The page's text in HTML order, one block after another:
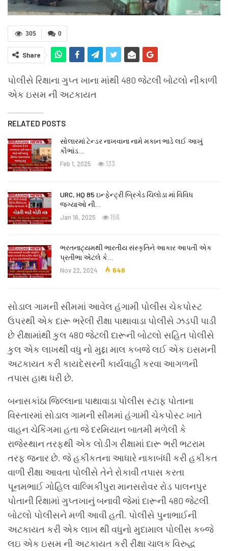
0
305
Share
પોલીસે રિક્ષાના ગુપ્ત ખાના માંથી 480 જેટલી બોટલો નીકાળી
એક ઇસમ ની અટકાયત
RELATED POSTS
સોલારમાં ટેન્ડર નાખવાના નામે મકાન ભાડે લઈ આખું
કૌભાંડ…
Feb 1, 2025 133
URC, HQ 85 ઇન્ફેન્ટ્રી બ્રિગેડ ચિલોડા માં વિવિધ
જગ્યાઓ ની…
Jan 16, 2025 156
ભરતનાટ્યમથી ભારતીય સંસ્કૃતિને આકાર આપતી એક
પ્રતીભા એટલે કે‌…
Nov 22, 2024 646
સોડાલ ગામની સીમમાં આવેલ હંગામી પોલીસ ચેકપોસ્ટ
ઉપરથી એક દારૂ ભરેલી રીક્ષા પાથાવાડા પોલીસે ઝડપી પાડી
છે રીક્ષામાંથી કુલ 480 જેટલી દારૂની બોટલો સહિત પોલીસે
કુલ એક લાખથી વધુ નો મુદ્દા માલ કબજે લઈ એક ઇસમની
અટકાયત કરી કાયદેસરની કાર્યવાહી કરવા આગળની
તપાસ હાથ ધરી છે.
બનાસકાંઠા જિલ્લાના પાથાવાડા પોલીસ સ્ટાફ પોતાના
વિસ્તારમાં સોડાલ ગામની સીમમાં હંગામી ચેકપોસ્ટ ખાતે
વાહન ચેકિંગમા હતા જે દરમિયાન બાતમી મળેલી કે
રાજેસ્થાન તરફથી એક લોડીંગ રીક્ષામાં દારૂ ભરી ભટરામ
તરફ જનાર છે. જે હકીકતના આધારે નાકાબંધી કરી હકીકત
વાળી રીક્ષા આવતા પોલીસે તેને રોકાવી તપાસ કરતા
પૂનમભાઈ ગોહિલ વાલ્મિકીપુરા માનસરોવર રોડ પાલનપુર
પોતાની રિક્ષામાં ગુપ્તખાનું બનાવી જેમાં દારૂની 480 જેટલી
બોટલો પોલીસને મળી આવી હતી. પોલીસે પુનાભાઈની
અટકાયત કરી એક લાખ થી વધુનો મુદામાલ પોલીસ કબ્જે
લઇ એક ઇસમ ની અટકાયત કરી રીક્ષા ચાલક વિરુદ્ધ